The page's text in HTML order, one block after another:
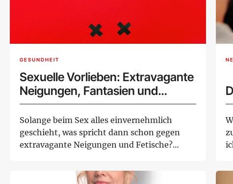
GESUNDHEIT
Sexuelle Vorlieben: Extravagante
Neigungen, Fantasien und
Fetische
Solange beim Sex alles einvernehmlich
geschieht, was spricht dann schon gegen
extravagante Neigungen und Fetische?